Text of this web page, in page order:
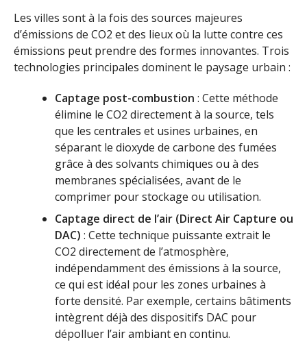
Les villes sont à la fois des sources majeures
d’émissions de CO2 et des lieux où la lutte contre ces
émissions peut prendre des formes innovantes. Trois
technologies principales dominent le paysage urbain :
Captage post-combustion : Cette méthode
élimine le CO2 directement à la source, tels
que les centrales et usines urbaines, en
séparant le dioxyde de carbone des fumées
grâce à des solvants chimiques ou à des
membranes spécialisées, avant de le
comprimer pour stockage ou utilisation.
Captage direct de l’air (Direct Air Capture ou
DAC) : Cette technique puissante extrait le
CO2 directement de l’atmosphère,
indépendamment des émissions à la source,
ce qui est idéal pour les zones urbaines à
forte densité. Par exemple, certains bâtiments
intègrent déjà des dispositifs DAC pour
dépolluer l’air ambiant en continu.